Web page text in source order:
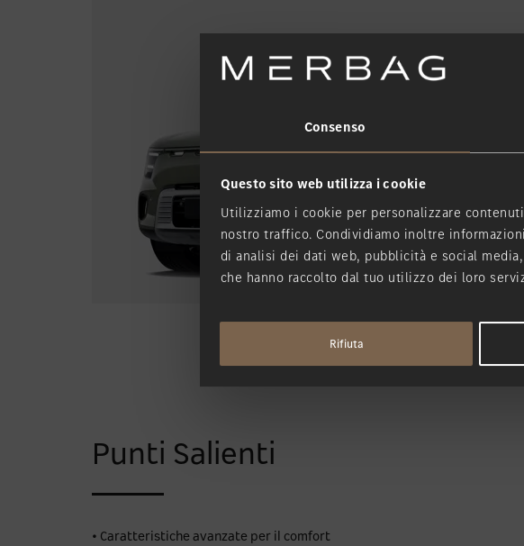
Consenso
Questo sito web utilizza i cookie
Utilizziamo i cookie per personalizzare
nostro traffico. Condividiamo inoltre
di analisi dei dati web, pubblicità e social
che hanno raccolto dal tuo utilizzo dei loro
Rifiuta
Punti Salienti
• Caratteristiche avanzate per il comfort